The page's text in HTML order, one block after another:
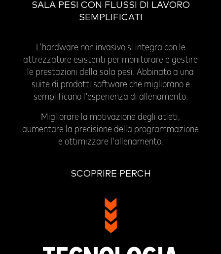
SALA PESI CON FLUSSI DI LAVORO
SEMPLIFICATI
L'hardware non invasivo si integra con le
attrezzature esistenti per monitorare e gestire
le prestazioni della sala pesi. Abbinato a una
suite di prodotti software che migliorano e
semplificano l'esperienza di allenamento.
Migliorare la motivazione degli atleti,
aumentare la precisione della programmazione
e ottimizzare l'allenamento.
SCOPRIRE PERCH